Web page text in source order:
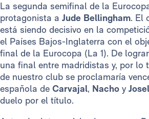
La segunda semifinal de la
protagonista a Jude Bellingham. El
está siendo decisivo en la
el Países Bajos-Inglaterra con el
final de la Eurocopa (La 1). De
una final entre madridistas y, por lo
de nuestro club se proclamaría
española de Carvajal, Nacho y
duelo por el título.